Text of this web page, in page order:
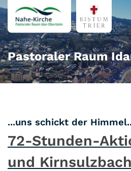
Zum Inhalt springen
Pastoraler Raum
...uns schickt der
72-Stunden-
und Kirnsulzbach